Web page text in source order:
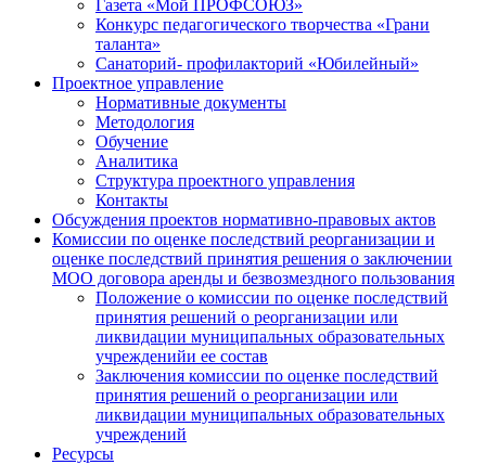
Газета «Мой ПРОФСОЮЗ»
Конкурс педагогического творчества «Грани
таланта»
Санаторий- профилакторий «Юбилейный»
Проектное управление
Нормативные документы
Методология
Обучение
Аналитика
Структура проектного управления
Контакты
Обсуждения проектов нормативно-правовых актов
Комиссии по оценке последствий реорганизации и
оценке последствий принятия решения о заключении
МОО договора аренды и безвозмездного пользования
Положение о комиссии по оценке последствий
принятия решений о реорганизации или
ликвидации муниципальных образовательных
учрежденийи ее состав
Заключения комиссии по оценке последствий
принятия решений о реорганизации или
ликвидации муниципальных образовательных
учреждений
Ресурсы